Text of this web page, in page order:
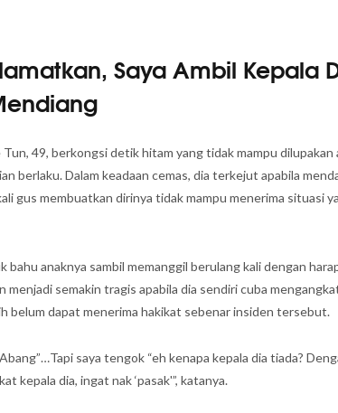
Saya Ambil Kepala
49, berkongsi detik hitam yang tidak mampu dilupakan
berlaku. Dalam keadaan cemas, dia terkejut apabila
gus membuatkan dirinya tidak mampu menerima situasi
anaknya sambil memanggil berulang kali dengan
menjadi semakin tragis apabila dia sendiri cuba
belum dapat menerima hakikat sebenar insiden tersebut.
saya tengok “eh kenapa kepala dia tiada?
kepala dia, ingat nak ‘pasak'”, katanya.